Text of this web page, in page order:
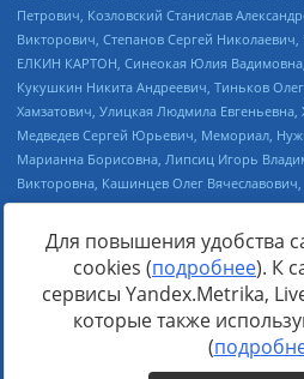
https://minjust.gov.ru/
inostrannyih-agentov-22-03-
Для повышения удобства
cookies (подробнее). К
сервисы Yandex.Metrika,
которые также
(